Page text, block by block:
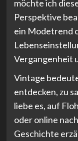
möchte ich
Perspektive
ein Modetrend
Vergangenheit
Vintage
entdecken, zu
liebe es, auf
oder online
Geschichte